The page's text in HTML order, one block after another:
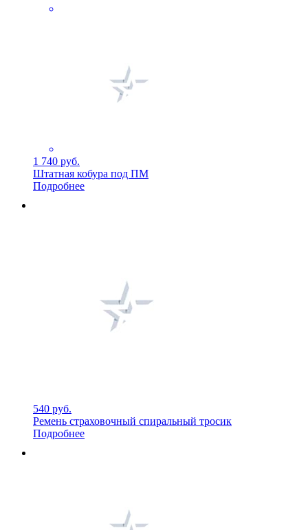
1 740 руб.
Штатная кобура под ПМ
Подробнее
540 руб.
Ремень страховочный спиральный тросик
Подробнее